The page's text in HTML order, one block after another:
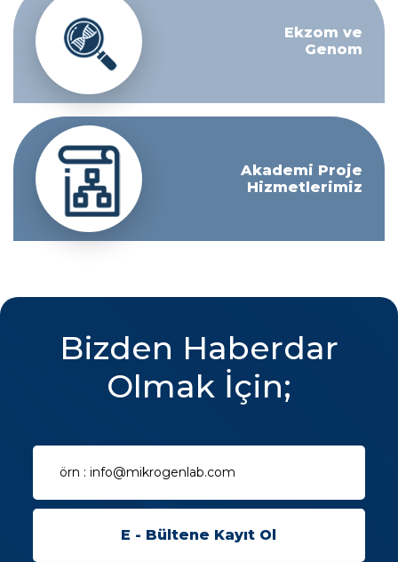
Ekzom ve
Genom
Akademi Proje
Hizmetlerimiz
Bizden Haberdar
Olmak İçin;